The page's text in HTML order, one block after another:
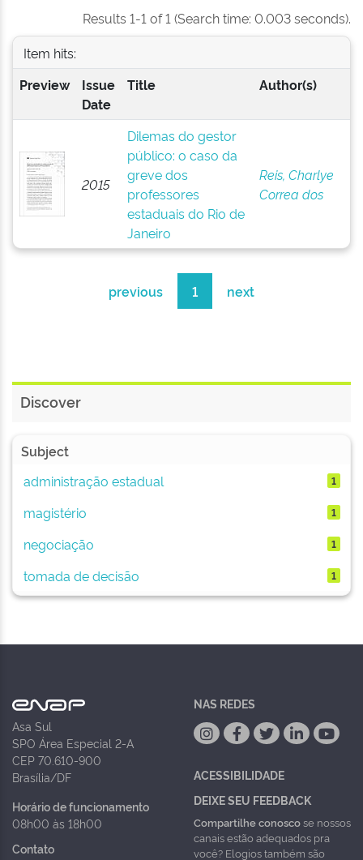
Results 1-1 of 1 (Search time: 0.003 seconds).
Item hits:
Preview
Issue
Date
Title Author(s)
2015
Dilemas do gestor
público: o caso da
greve dos
professores
estaduais do Rio de
Janeiro
Reis, Charlye
Correa dos
previous 1 next
Discover
Subject
administração estadual
1
magistério 1
negociação 1
tomada de decisão 1
Asa Sul
SPO Área Especial 2-A
CEP 70.610-900
Brasília/DF
Horário de funcionamento
08h00 às 18h00
Contato
NAS REDES
ACESSIBILIDADE
DEIXE SEU FEEDBACK
Compartilhe conoscose nossos
canais estão adequados pra
você? Elogios também são